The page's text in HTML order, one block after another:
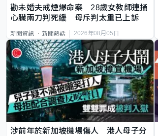
勸未婚夫戒煙爆命案 28歲女教師連捅
心臟兩刀判死緩 母斥判太重已上訴
新聞資訊 新聞熱話 2026年08月05日
涉前年於新加坡機場傷人 港人母子分